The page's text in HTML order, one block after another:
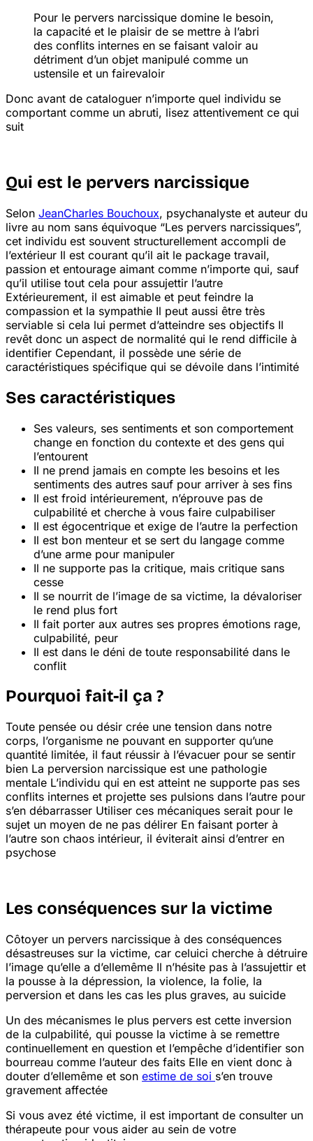
Pour le pervers narcissique domine le besoin,
la capacité et le plaisir de se mettre à l’abri
des conflits internes en se faisant valoir au
détriment d’un objet manipulé comme un
ustensile et un fairevaloir
Donc avant de cataloguer n’importe quel individu se
comportant comme un abruti, lisez attentivement ce qui
suit
Qui est le pervers narcissique
Selon JeanCharles Bouchoux, psychanalyste et auteur du
livre au nom sans équivoque “Les pervers narcissiques”,
cet individu est souvent structurellement accompli de
l’extérieur Il est courant qu’il ait le package travail,
passion et entourage aimant comme n’importe qui, sauf
qu’il utilise tout cela pour assujettir l’autre
Extérieurement, il est aimable et peut feindre la
compassion et la sympathie Il peut aussi être très
serviable si cela lui permet d’atteindre ses objectifs Il
revêt donc un aspect de normalité qui le rend difficile à
identifier Cependant, il possède une série de
caractéristiques spécifique qui se dévoile dans l’intimité
Ses caractéristiques
Ses valeurs, ses sentiments et son comportement
change en fonction du contexte et des gens qui
l’entourent
Il ne prend jamais en compte les besoins et les
sentiments des autres sauf pour arriver à ses fins
Il est froid intérieurement, n’éprouve pas de
culpabilité et cherche à vous faire culpabiliser
Il est égocentrique et exige de l’autre la perfection
Il est bon menteur et se sert du langage comme
d’une arme pour manipuler
Il ne supporte pas la critique, mais critique sans
cesse
Il se nourrit de l’image de sa victime, la dévaloriser
le rend plus fort
Il fait porter aux autres ses propres émotions rage,
culpabilité, peur
Il est dans le déni de toute responsabilité dans le
conflit
Pourquoi fait-il ça ?
Toute pensée ou désir crée une tension dans notre
corps, l’organisme ne pouvant en supporter qu’une
quantité limitée, il faut réussir à l’évacuer pour se sentir
bien La perversion narcissique est une pathologie
mentale L’individu qui en est atteint ne supporte pas ses
conflits internes et projette ses pulsions dans l’autre pour
s’en débarrasser Utiliser ces mécaniques serait pour le
sujet un moyen de ne pas délirer En faisant porter à
l’autre son chaos intérieur, il éviterait ainsi d’entrer en
psychose
Les conséquences sur la victime
Côtoyer un pervers narcissique à des conséquences
désastreuses sur la victime, car celuici cherche à détruire
l’image qu’elle a d’ellemême Il n’hésite pas à l’assujettir et
la pousse à la dépression, la violence, la folie, la
perversion et dans les cas les plus graves, au suicide
Un des mécanismes le plus pervers est cette inversion
de la culpabilité, qui pousse la victime à se remettre
continuellement en question et l’empêche d’identifier son
bourreau comme l’auteur des faits Elle en vient donc à
douter d’ellemême et son estime de soi s’en trouve
gravement affectée
Si vous avez été victime, il est important de consulter un
thérapeute pour vous aider au sein de votre